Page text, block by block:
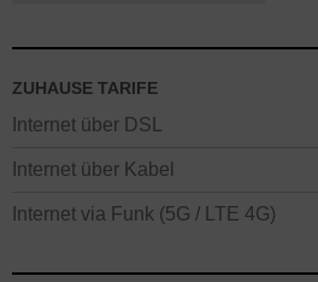
ZUHAUSE TARIFE
Internet über DSL
Internet über Kabel
Internet via Funk (5G / LTE 4G)